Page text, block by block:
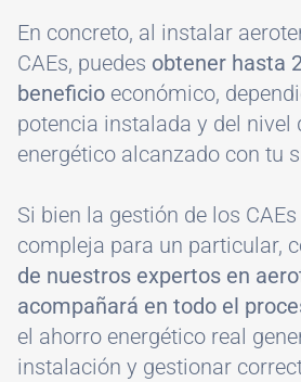
En concreto, al instalar
CAEs, puedes obtener hasta
beneficio económico,
potencia instalada y del nivel
energético alcanzado con tu
Si bien la gestión de los
compleja para un particular,
de nuestros expertos en
acompañará en todo el
el ahorro energético real
instalación y gestionar